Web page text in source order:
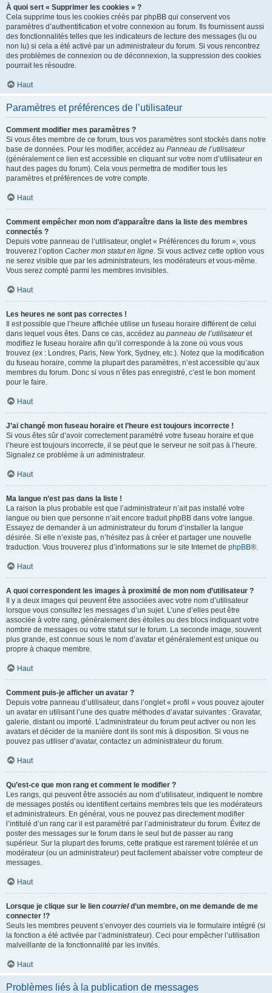
À quoi sert « Supprimer les cookies » ?
Cela supprime tous les cookies créés par phpBB qui conservent vos
paramètres d’authentification et votre connexion au forum. Ils fournissent aussi
des fonctionnalités telles que les indicateurs de lecture des messages (lu ou
non lu) si cela a été activé par un administrateur du forum. Si vous rencontrez
des problèmes de connexion ou de déconnexion, la suppression des cookies
pourrait les résoudre.
Haut
Paramètres et préférences de l’utilisateur
Comment modifier mes paramètres ?
Si vous êtes membre de ce forum, tous vos paramètres sont stockés dans notre
base de données. Pour les modifier, accédez au Panneau de l’utilisateur
(généralement ce lien est accessible en cliquant sur votre nom d’utilisateur en
haut des pages du forum). Cela vous permettra de modifier tous les
paramètres et préférences de votre compte.
Haut
Comment empêcher mon nom d’apparaître dans la liste des membres
connectés ?
Depuis votre panneau de l’utilisateur, onglet « Préférences du forum », vous
trouverez l’option Cacher mon statut en ligne. Si vous activez cette option vous
ne serez visible que par les administrateurs, les modérateurs et vous-même.
Vous serez compté parmi les membres invisibles.
Haut
Les heures ne sont pas correctes !
Il est possible que l’heure affichée utilise un fuseau horaire différent de celui
dans lequel vous êtes. Dans ce cas, accédez au panneau de l’utilisateuret
modifiez le fuseau horaire afin qu’il corresponde à la zone où vous vous
trouvez (ex : Londres, Paris, New York, Sydney, etc.). Notez que la modification
du fuseau horaire, comme la plupart des paramètres, n’est accessible qu’aux
membres du forum. Donc si vous n’êtes pas enregistré, c’est le bon moment
pour le faire.
Haut
J’ai changé mon fuseau horaire et l’heure est toujours incorrecte !
Si vous êtes sûr d’avoir correctement paramétré votre fuseau horaire et que
l’heure est toujours incorrecte, il se peut que le serveur ne soit pas à l’heure.
Signalez ce problème à un administrateur.
Haut
Ma langue n’est pas dans la liste !
La raison la plus probable est que l’administrateur n’ait pas installé votre
langue ou bien que personne n’ait encore traduit phpBB dans votre langue.
Essayez de demander à un administrateur du forum d’installer la langue
désirée. Si elle n’existe pas, n’hésitez pas à créer et partager une nouvelle
traduction. Vous trouverez plus d’informations sur le site Internet de phpBB®.
Haut
A quoi correspondent les images à proximité de mon nom d’utilisateur ?
Il y a deux images qui peuvent être associées avec votre nom d’utilisateur
lorsque vous consultez les messages d’un sujet. L’une d’elles peut être
associée à votre rang, généralement des étoiles ou des blocs indiquant votre
nombre de messages ou votre statut sur le forum. La seconde image, souvent
plus grande, est connue sous le nom d’avatar et généralement est unique ou
propre à chaque membre.
Haut
Comment puis-je afficher un avatar ?
Depuis votre panneau d’utilisateur, dans l’onglet « profil » vous pouvez ajouter
un avatar en utilisant l’une des quatre méthodes d’avatar suivantes : Gravatar,
galerie, distant ou importé. L’administrateur du forum peut activer ou non les
avatars et décider de la manière dont ils sont mis à disposition. Si vous ne
pouvez pas utiliser d’avatar, contactez un administrateur du forum.
Haut
Qu’est-ce que mon rang et comment le modifier ?
Les rangs, qui peuvent être associés au nom d’utilisateur, indiquent le nombre
de messages postés ou identifient certains membres tels que les modérateurs
et administrateurs. En général, vous ne pouvez pas directement modifier
l’intitulé d’un rang car il est paramétré par l’administrateur du forum. Évitez de
poster des messages sur le forum dans le seul but de passer au rang
supérieur. Sur la plupart des forums, cette pratique est rarement tolérée et un
modérateur (ou un administrateur) peut facilement abaisser votre compteur de
messages.
Haut
Lorsque je clique sur le lien courrield’un membre, on me demande de me
connecter !?
Seuls les membres peuvent s’envoyer des courriels via le formulaire intégré (si
la fonction a été activée par l’administrateur). Ceci pour empêcher l’utilisation
malveillante de la fonctionnalité par les invités.
Haut
Problèmes liés à la publication de messages